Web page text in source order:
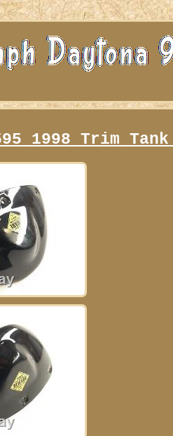
1998 Trim